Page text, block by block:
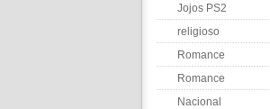
Jojos PS2
religioso
Romance
Romance
Nacional